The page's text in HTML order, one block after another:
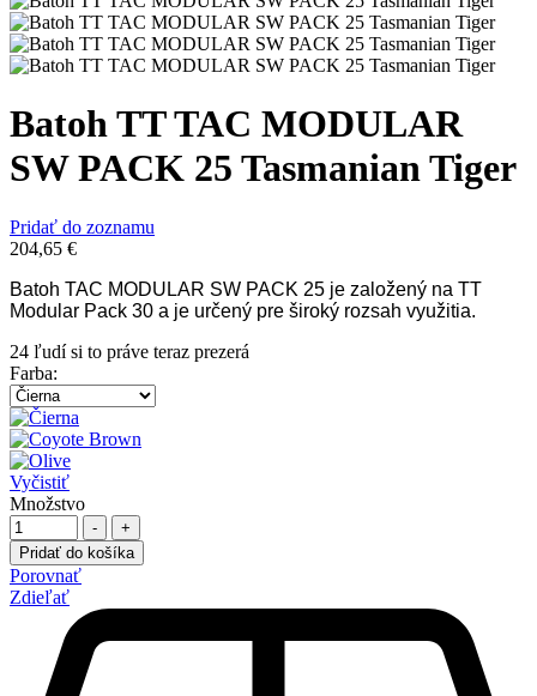
Batoh TT TAC MODULAR
SW PACK 25 Tasmanian Tiger
Pridať do zoznamu
204,65 €
Batoh TAC MODULAR SW PACK 25 je založený na TT
Modular Pack 30 a je určený pre široký rozsah využitia.
24 ľudí si to práve teraz prezerá
Farba:
Vyčistiť
Množstvo
-
+
Pridať do košíka
Porovnať
Zdieľať